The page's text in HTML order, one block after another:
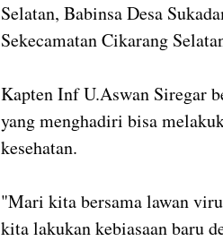
Selatan, Babinsa Desa
Sekecamatan Cikarang
Kapten Inf U.Aswan Siregar
yang menghadiri bisa
kesehatan.
"Mari kita bersama lawan
kita lakukan kebiasaan baru